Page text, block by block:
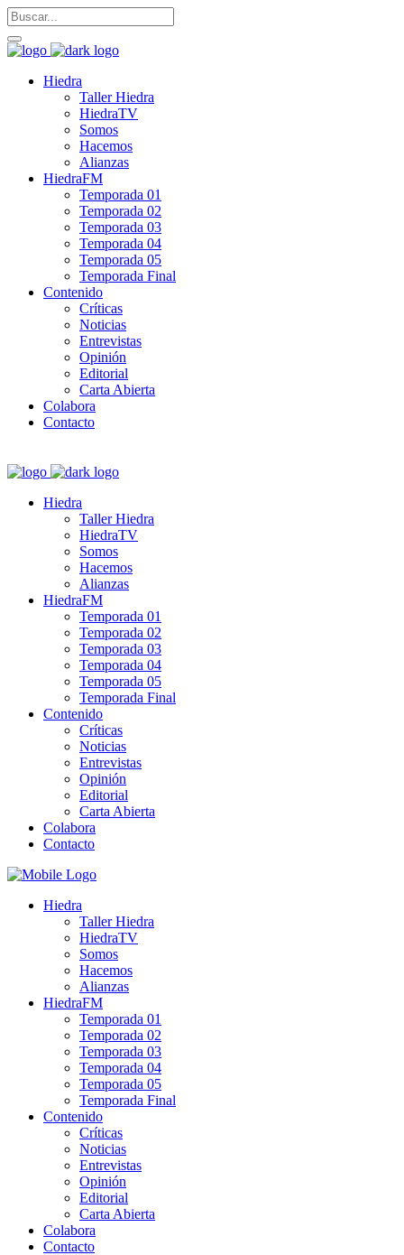
Hiedra
Taller Hiedra
HiedraTV
Somos
Hacemos
Alianzas
HiedraFM
Temporada 01
Temporada 02
Temporada 03
Temporada 04
Temporada 05
Temporada Final
Contenido
Críticas
Noticias
Entrevistas
Opinión
Editorial
Carta Abierta
Colabora
Contacto
Hiedra
Taller Hiedra
HiedraTV
Somos
Hacemos
Alianzas
HiedraFM
Temporada 01
Temporada 02
Temporada 03
Temporada 04
Temporada 05
Temporada Final
Contenido
Críticas
Noticias
Entrevistas
Opinión
Editorial
Carta Abierta
Colabora
Contacto
Hiedra
Taller Hiedra
HiedraTV
Somos
Hacemos
Alianzas
HiedraFM
Temporada 01
Temporada 02
Temporada 03
Temporada 04
Temporada 05
Temporada Final
Contenido
Críticas
Noticias
Entrevistas
Opinión
Editorial
Carta Abierta
Colabora
Contacto